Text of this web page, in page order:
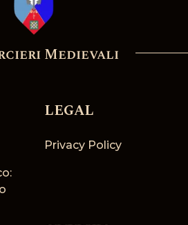
Medievali
LEGAL
Privacy Policy